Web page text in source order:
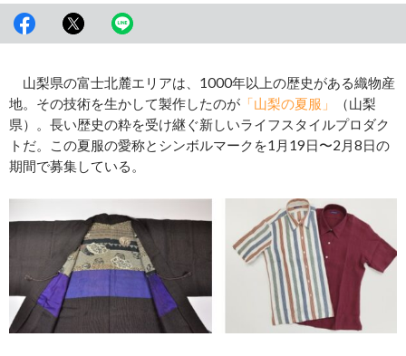
山梨県の富士北麓エリアは、1000年以上の歴史がある織物産
地。その技術を生かして製作したのが 「山梨の夏服」
（山梨
県）。長い歴史の粋を受け継ぐ新しいライフスタイルプロダク
トだ。この夏服の愛称とシンボルマークを1月19日〜2月8日の
期間で募集している。